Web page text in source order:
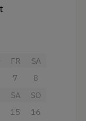
FR
7
SA
8
SA
15
SO
16